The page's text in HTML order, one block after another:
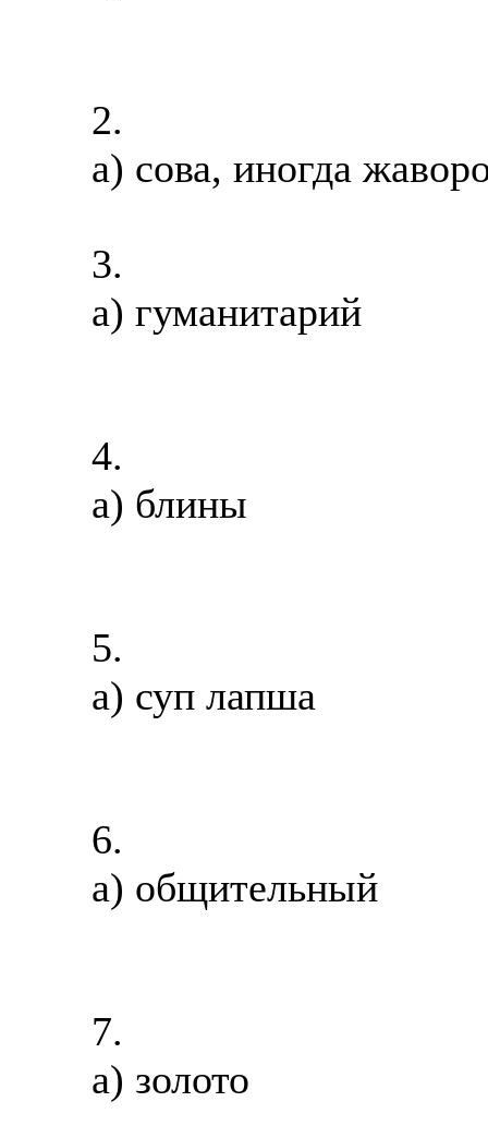
2.
а) сова, иногда
3.
а) гуманитарий
4.
а) блины
5.
а) суп лапша
6.
а) общительный
7.
а) золото